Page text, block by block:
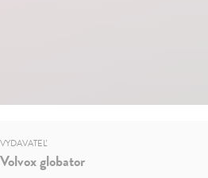
VYDAVATEĽ
Volvox globator